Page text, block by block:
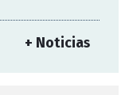
+ Noticias